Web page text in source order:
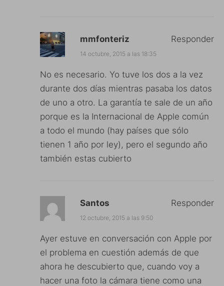
mmfonteriz
14 octubre, 2015 a las 18:35
No es necesario. Yo tuve los dos a la vez
durante dos días mientras pasaba los datos
de uno a otro. La garantía te sale de un año
porque es la Internacional de Apple común
a todo el mundo (hay países que sólo
tienen 1 año por ley), pero el segundo año
también estas cubierto
Responder
Santos
12 octubre, 2015 a las 9:50
Ayer estuve en conversación con Apple por
el problema en cuestión además de que
ahora he descubierto que, cuando voy a
hacer una foto la cámara tiene como una
Responder